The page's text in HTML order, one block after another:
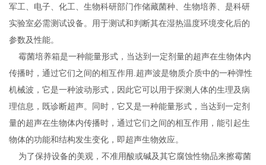
军工、电子、化工、生物科研部门作储藏菌种、生物培养、是科研
实验室必需测试设备。用于测试和判断其在湿热温度环境变化后的
参数及性能。
霉菌培养箱是一种能量形式，当达到一定剂量的超声在生物体内
传播时，通过它们之间的相互作用.超声波是物质介质中的一种弹性
机械波，它是一种波动形式，因此它可以用于探测人体的生理及病
理信息，既诊断超声。同时，它又是一种能量形式，当达到一定剂
量的超声在生物体内传播时，通过它们之间的相互作用，能引起生
物体的功能和结构发生变化，即超声生物效应。
为了保持设备的美观，不准用酸或碱及其它腐蚀性物品来擦霉菌